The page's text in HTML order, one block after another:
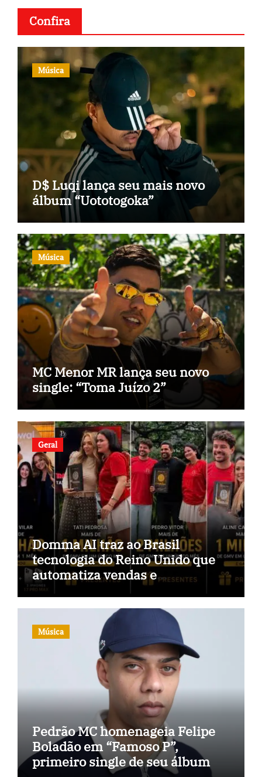
Confira
Música
D$ Luqi lança seu mais novo
álbum “Uototogoka”
Música
MC Menor MR lança seu novo
single: “Toma Juízo 2”
Geral
Domma AI traz ao Brasil
tecnologia do Reino Unido que
automatiza vendas e
inteligência no TikTok Shop
Música
Pedrão MC homenageia Felipe
Boladão em “Famoso P”,
primeiro single de seu álbum